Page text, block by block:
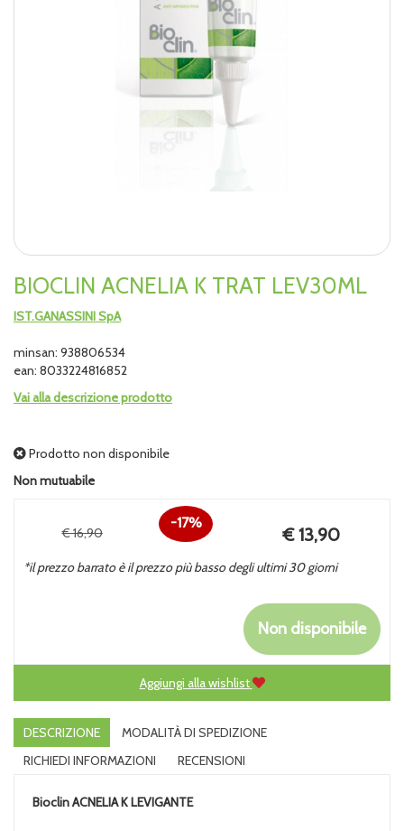
BIOCLIN ACNELIA K TRAT LEV30ML
IST.GANASSINI SpA
minsan: 938806534
ean: 8033224816852
Vai alla descrizione prodotto
Prodotto non disponibile
Non mutuabile
Sconto
17%
€ 16,90
Prezzo
scontato
€ 13,90
*il prezzo barrato è il prezzo più basso degli ultimi 30 giorni
Non disponibile
Aggiungi alla wishlist
DESCRIZIONE
MODALITÀ DI SPEDIZIONE
RICHIEDI INFORMAZIONI
RECENSIONI
BioclinACNELIA K LEVIGANTE